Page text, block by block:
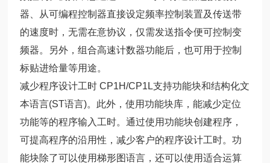
器、从可编程控制器直接设定频率控制装置及传送带
的速度时，无需在意协议，仅需发送指令便可控制变
频器。另外，组合高速计数器功能后，也可用于控制
标贴进给量等用途。
减少程序设计工时 CP1H/CP1L支持功能块和结构化文
本语言(ST语言)。此外，使用功能块库，能减少定位
功能等的程序输入工时。通过使用功能块创建程序，
可提高程序的沿用性，减少客户的程序设计工时。功
能块除了可以使用梯形图语言，还可以使用适合运算